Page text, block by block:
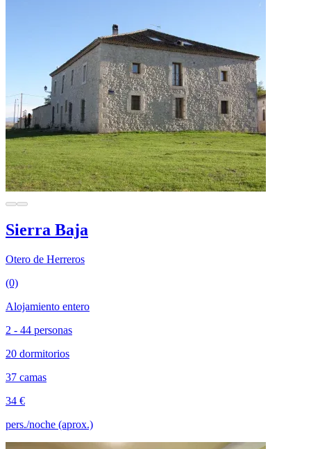
Sierra Baja
Otero de Herreros
(0)
Alojamiento entero
2 - 44 personas
20 dormitorios
37 camas
34 €
pers./noche (aprox.)